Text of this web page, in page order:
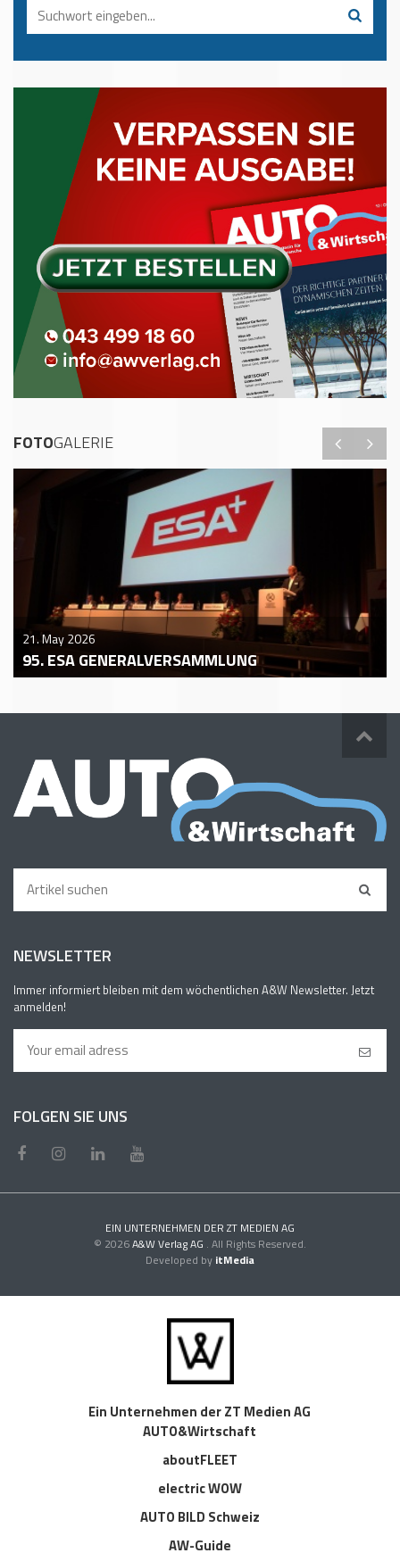
FOTOGALERIE
21. May 2026
95. ESA GENERALVERSAMMLUNG
NEWSLETTER
Immer informiert bleiben mit dem wöchentlichen A&W Newsletter. Jetzt
anmelden!
FOLGEN SIE UNS
EIN UNTERNEHMEN DER ZT MEDIEN AG
© 2026A&W Verlag AG . All Rights Reserved.
Developed by itMedia
Ein Unternehmen der ZT Medien AG
AUTO&Wirtschaft
aboutFLEET
electric WOW
AUTO BILD Schweiz
AW-Guide